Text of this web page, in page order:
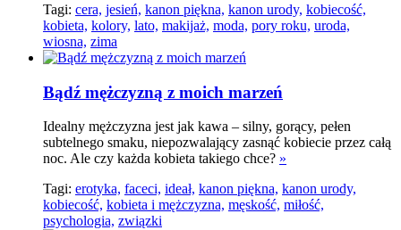
Tagi: cera, jesień, kanon piękna, kanon urody, kobiecość,
kobieta, kolory, lato, makijaż, moda, pory roku, uroda,
wiosna, zima
Bądź mężczyzną z moich marzeń
Idealny mężczyzna jest jak kawa – silny, gorący, pełen
subtelnego smaku, niepozwalający zasnąć kobiecie przez całą
noc. Ale czy każda kobieta takiego chce? »
Tagi: erotyka, faceci, ideał, kanon piękna, kanon urody,
kobiecość, kobieta i mężczyzna, męskość, miłość,
psychologia, związki